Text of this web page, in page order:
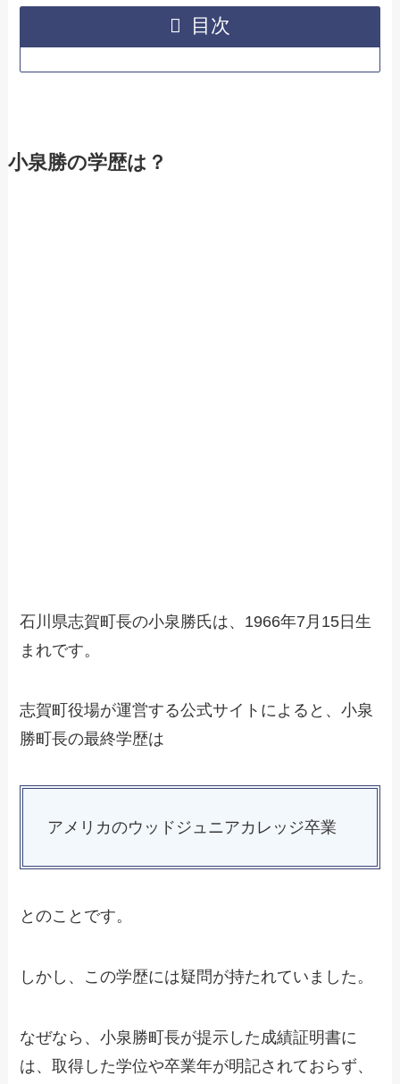
目次
小泉勝の学歴は？
石川県志賀町長の小泉勝氏は、1966年7月15日生
まれです。
志賀町役場が運営する公式サイトによると、小泉
勝町長の最終学歴は
アメリカのウッドジュニアカレッジ卒業
とのことです。
しかし、この学歴には疑問が持たれていました。
なぜなら、小泉勝町長が提示した成績証明書に
は、取得した学位や卒業年が明記されておらず、